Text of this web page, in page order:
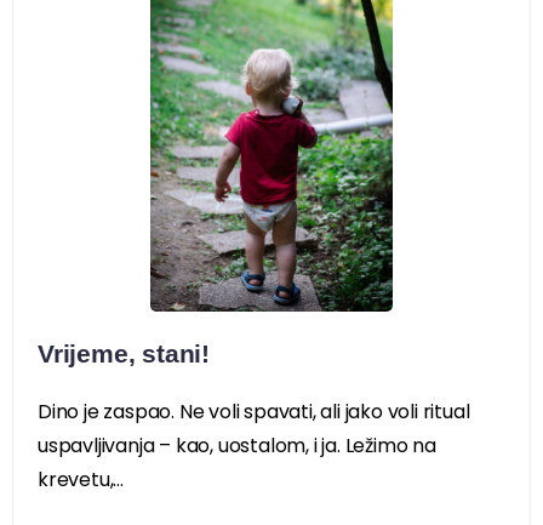
Vrijeme, stani!
Dino je zaspao. Ne voli spavati, ali jako voli ritual
uspavljivanja – kao, uostalom, i ja. Ležimo na
krevetu,...